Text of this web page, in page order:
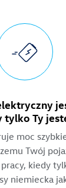
tylko Ty
moc
Twój
kiedy
niemiecka